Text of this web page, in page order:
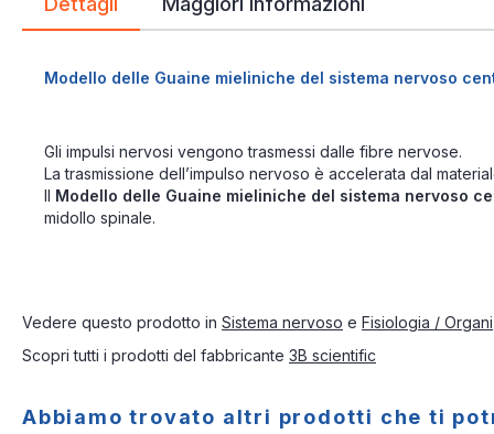
Modello delle Guaine mieliniche del sistema nervoso
Gli impulsi nervosi vengono trasmessi dalle fibre nervose.
La trasmissione dell’impulso nervoso è accelerata dal
Il Modello delle Guaine mieliniche del sistema nervoso
midollo spinale.
Vedere questo prodotto in Sistema nervoso e Fisiologia / Organi
Scopri tutti i prodotti del fabbricante 3B scientific
Abbiamo trovato altri prodotti che ti